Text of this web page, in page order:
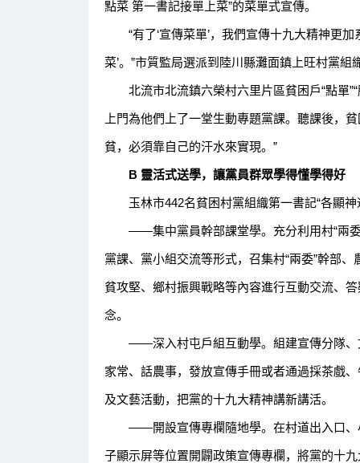
點菜 第一書記接單上菜”的菜單式宣傳。
“有了‘宣傳菜單’，我們宣傳十九大精神更加
菜’。”市質監局選派到陸川縣灘面鎮上旺村黨
北流市北流鎮六榮村六里片區貧困戶“點單”“
上門為他們上了一堂生動專題黨課。聽課後，
貧，必須靠自己的汗水來實現。”
B 靈活式送學，讓黨員群眾學得懂學得好
玉林市442名貧困村黨組織第一書記“各顯神
——集中黨員幹部課堂學。充分利用村“兩委
黨課、黨小組交流等形式，召集村“兩委”幹部
貧攻堅、鄉村振興戰略等內容進行互動交流、
念。
——深入村屯戶組互動學。組建宣傳分隊、
家常、話農事，發放宣傳手冊或者通過採茶戲
及文藝活動，把黨的十九大精神講新講活。
——開設宣傳專欄隨地學。在村道出入口、
子顯示屏等位置開闢政策宣傳專欄，將黨的十